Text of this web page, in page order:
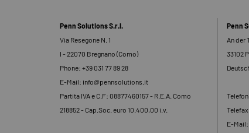
Penn Solutions S.r.l.
Via Resegone N. 1
I - 22070 Bregnano (Como)
Phone: +39 031 77 89 28
E-Mail: info@pennsolutions.it
Partita IVA e C.F: 08877460157 - R.E.A. Como
218852 - Cap.Soc. euro 10.400,00 i.v.
Penn
An der
33102
E-